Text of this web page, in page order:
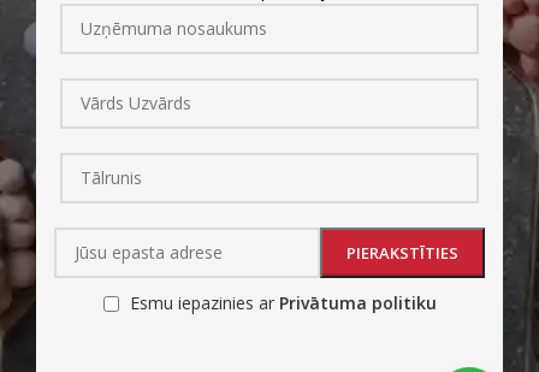
Esmu iepazinies ar Privātuma politiku